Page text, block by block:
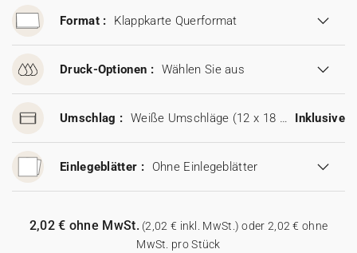
Format : Klappkarte Querformat
Druck-Optionen : Wählen Sie aus
Umschlag : Weiße Umschläge (12 x 18 cm) Inklusive
Einlegeblätter : Ohne Einlegeblätter
2,02 € ohne MwSt.(2,02 € inkl. MwSt.) oder 2,02 € ohne
MwSt. pro Stück